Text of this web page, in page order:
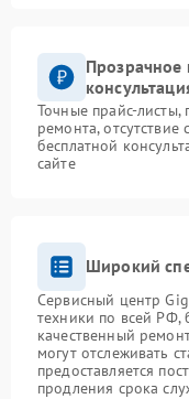
Прозрачное
Точные прайс-листы,
ремонта,
бесплатной
сайте
Широкий
Сервисный центр
техники по всей РФ,
качественный
могут отслеживать
предоставляется
продления срока